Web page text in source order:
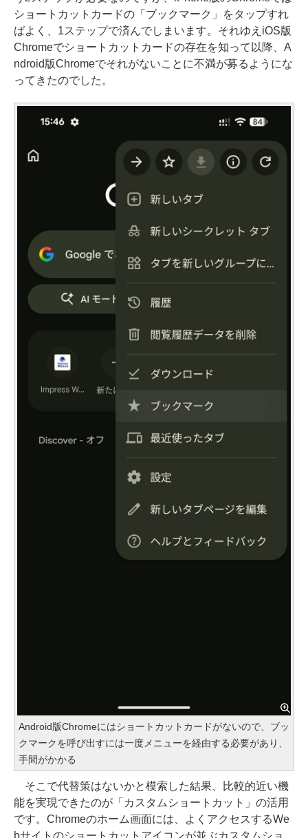
ショートカットカードの「ブックマーク」をタップすれ
ばよく、1ステップで済んでしまいます。それゆえiOS版
Chromeでショートカットカードの存在を知って以降、A
ndroid版Chromeでそれがないことに不満が募るようにな
ってきたのでした。
Android版Chromeにはショートカットカードがないので、ブッ
クマークを呼び出すには一度メニューを経由する必要があり、
手間がかかる
そこで代替策はないかと模索した結果、比較的近い機
能を実現できたのが「カスタムショートカット」の活用
です。Chromeのホーム画面には、よくアクセスするWe
bサイトのショートカットアイコンが並ぶカスタムショ